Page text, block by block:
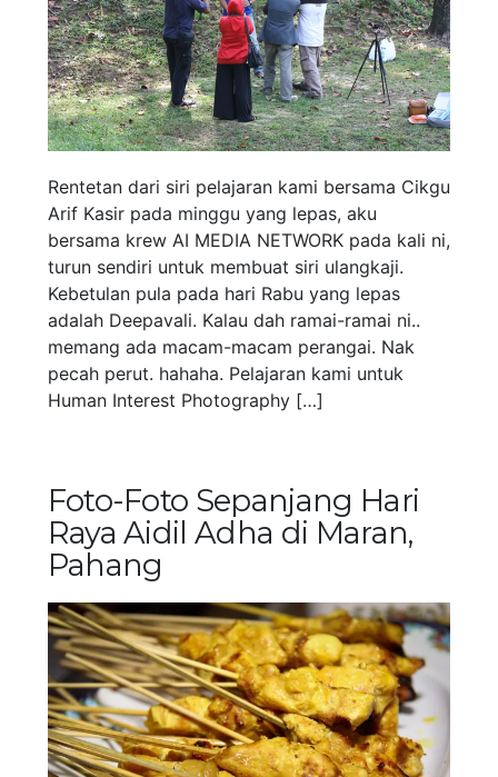
Rentetan dari siri pelajaran kami bersama Cikgu
Arif Kasir pada minggu yang lepas, aku
bersama krew AI MEDIA NETWORK pada kali ni,
turun sendiri untuk membuat siri ulangkaji.
Kebetulan pula pada hari Rabu yang lepas
adalah Deepavali. Kalau dah ramai-ramai ni..
memang ada macam-macam perangai. Nak
pecah perut. hahaha. Pelajaran kami untuk
Human Interest Photography […]
Foto-Foto Sepanjang Hari
Raya Aidil Adha di Maran,
Pahang